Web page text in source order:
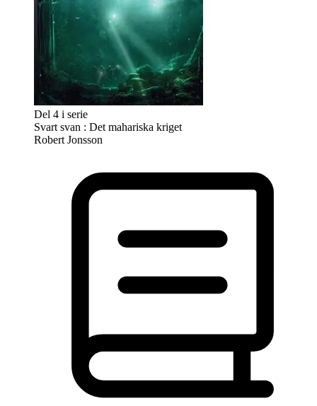
Del 4 i serie
Svart svan : Det mahariska kriget
Robert Jonsson